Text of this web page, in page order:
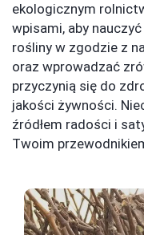
ekologicznym
wpisami, aby
rośliny w zgodzie z
oraz wprowadzać
przyczynią się do
jakości żywności.
źródłem radości i
Twoim